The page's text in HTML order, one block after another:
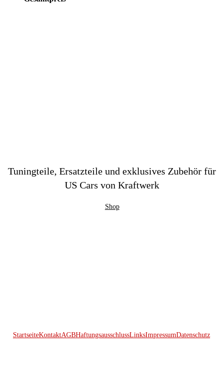
Tuningteile, Ersatzteile und exklusives Zubehör für
US Cars von Kraftwerk
Shop
StartseiteKontaktAGBHaftungsausschlussLinksImpressumDatenschutz